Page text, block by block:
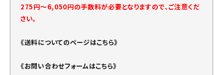
275円～6,050円の手数料が必要となりますので、ご注意くだ
さい。
《送料についてのページはこちら》
《お問い合わせフォームはこちら》